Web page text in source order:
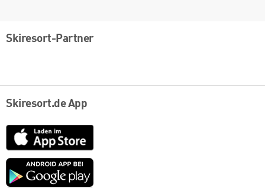
Skiresort-Partner
Skiresort.de App
App
Store
Google